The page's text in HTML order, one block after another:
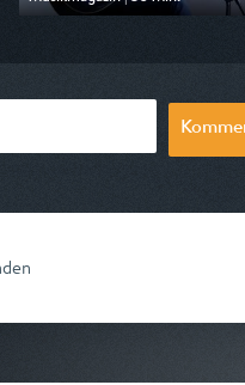
Ausgestrahlt von Anixe Plus